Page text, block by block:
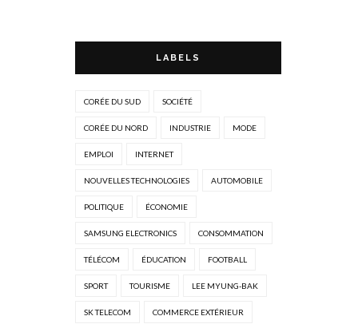
LABELS
CORÉE DU SUD SOCIÉTÉ
CORÉE DU NORD INDUSTRIE MODE
EMPLOI INTERNET
NOUVELLES TECHNOLOGIES AUTOMOBILE
POLITIQUE ÉCONOMIE
SAMSUNG ELECTRONICS CONSOMMATION
TÉLÉCOM ÉDUCATION FOOTBALL
SPORT TOURISME LEE MYUNG-BAK
SK TELECOM COMMERCE EXTÉRIEUR